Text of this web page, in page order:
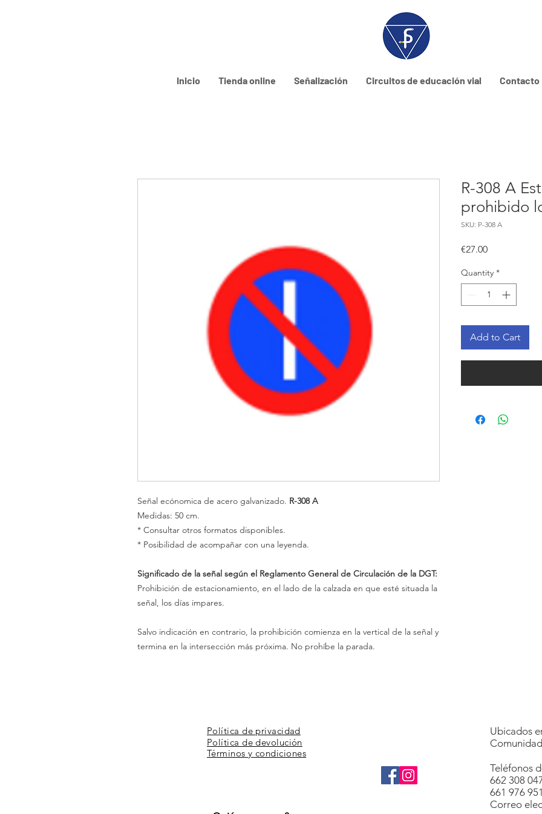
Inicio Tienda online Señalización Circuitos de educación vial Contacto
Señal ecónomica de acero galvanizado. R-308 A
Medidas: 50 cm.
* Consultar otros formatos disponibles.
* Posibilidad de acompañar con una leyenda.
Significado de la señal según el Reglamento General de Circulación de la DGT:
Prohibición de estacionamiento, en el lado de la calzada en que esté situada la
señal, los días impares.
Salvo indicación en contrario, la prohibición comienza en la vertical de la señal y
termina en la intersección más próxima. No prohíbe la parada.
R-308 A
prohibido
SKU: P-308 A
€27.00Price
Quantity *
Add to Cart
Política de privacidad
Política de devolución
Términos y condiciones
Ubicados
Teléfonos
662 308
661 976 951
Correo